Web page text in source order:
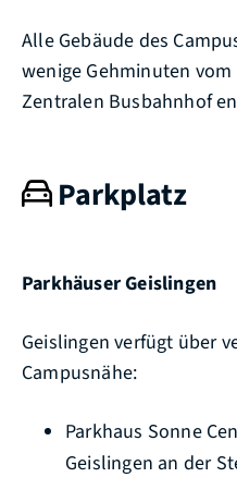
Alle Gebäude des
wenige Gehminuten
Zentralen Busbahnhof
Parkplatz
Parkhäuser Geislingen
Geislingen verfügt über
Campusnähe:
Parkhaus Sonne
Geislingen an der